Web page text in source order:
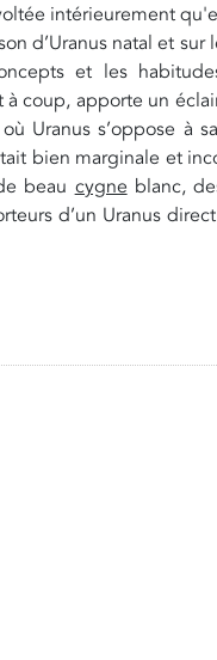
intérieurement
d’Uranus natal et
et les
coup, apporte un
Uranus s’oppose à
bien marginale et
beau cygne blanc,
d’un Uranus